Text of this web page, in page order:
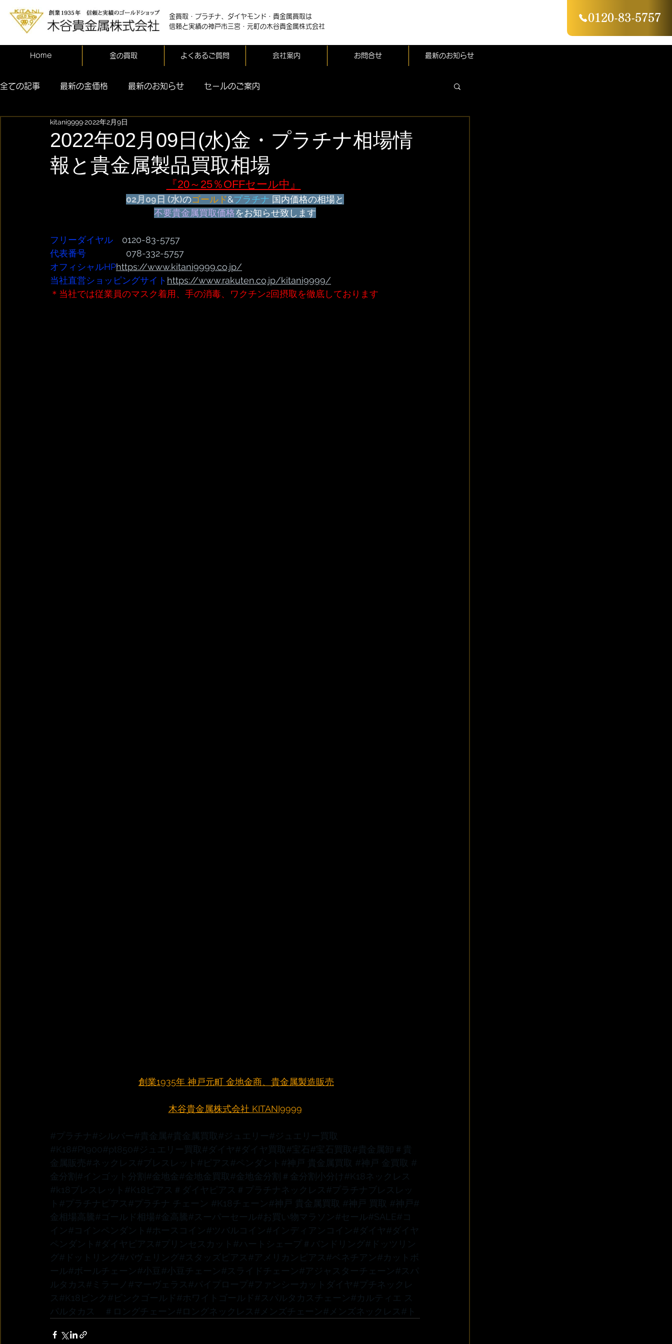
0120-83-5757
金買取・プラチナ、ダイヤモンド・貴金属買取は
信頼と実績の神戸市三宮・元町の木谷貴金属株式会社
Home 金の買取 よくあるご質問 会社案内 お問合せ 最新のお知らせ
全ての記事 最新の金価格 最新のお知らせ セールのご案内
2022年02月09日(水)金・プラチナ相場情
報と貴金属製品買取相場
kitani99992022年2月9日
『20～25％OFFセール中』
02月09日 (水)のゴールド&プラチナ 国内価格の相場と
不要貴金属買取価格をお知らせ致します
フリーダイヤル 0120-83-5757
代表番号
              078-332-5757
オフィシャルHPhttps://www.kitani9999.co.jp/
当社直営ショッピングサイト https://www.rakuten.co.jp/kitani9999/
＊当社では従業員のマスク着用、手の消毒、ワクチン2回摂取を徹底しております
創業1935年 神戸元町 金地金商、貴金属製造販売
木谷貴金属株式会社 KITANI9999
#プラチナ #シルバー#貴金属#貴金属買取 #ジュエリー#ジュエリー買取
#K18#Pt900#pt850#ジュエリー買取 #ダイヤ#ダイヤ買取 #宝石 #宝石買取 #貴金属卸 ＃貴
金属販売#ネックレス #ブレスレット #ピアス #ペンダント #神戸 貴金属買取 #神戸 金買取 #
金分割 #インゴット分割 #金地金 #金地金買取 #金地金分割 ＃金分割小分け #K18ネックレス
#k18ブレスレット #K18ピアス ＃ダイヤピアス ＃プラチナネックレス #プラチナブレスレッ
ト #プラチナピアス #プラチナ チェーン #K18チェーン#神戸 貴金属買取 #神戸 買取 #神戸#
金相場高騰#ゴールド相場 #金高騰#スーパーセール#お買い物マラソン#セール#SALE#コ
イン#コインペンダント #ホースコイン#ツバルコイン#インディアンコイン#ダイヤ#ダイヤ
ペンダント #ダイヤピアス #プリンセスカット #ハートシェープ ＃バンドリング#ドッツリン
グ#ドットリング#パヴェリング#スタッズピアス #アメリカンピアス #ベネチアン#カットボ
ール#ボールチェーン#小豆#小豆チェーン#スライドチェーン#アジャスターチェーン#スパ
ルタカス #ミラーノ #マーヴェラス #パイプロープ #ファンシーカットダイヤ#プチネックレ
ス #K18ピンク #ピンクゴールド #ホワイトゴールド #スパルタカスチェーン#カルティエ
ス
パルタカス
＃ロングチェーン#ロングネックレス #メンズチェーン#メンズネックレス #ト